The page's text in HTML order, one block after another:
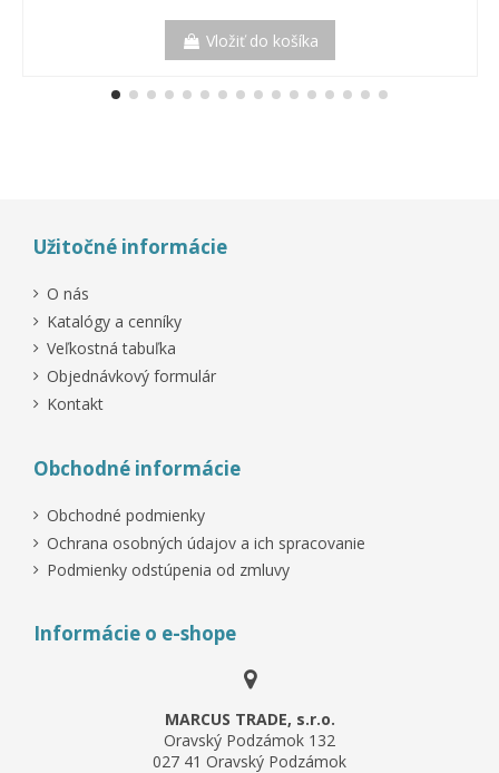
Vložiť do košíka
Užitočné informácie
O nás
Katalógy a cenníky
Veľkostná tabuľka
Objednávkový formulár
Kontakt
Obchodné informácie
Obchodné podmienky
Ochrana osobných údajov a ich spracovanie
Podmienky odstúpenia od zmluvy
Informácie o e-shope
MARCUS TRADE, s.r.o.
Oravský Podzámok 132
027 41 Oravský Podzámok